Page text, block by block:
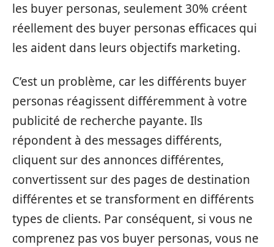
les buyer personas, seulement 30% créent
réellement des buyer personas efficaces qui
les aident dans leurs objectifs marketing.
C’est un problème, car les différents buyer
personas réagissent différemment à votre
publicité de recherche payante. Ils
répondent à des messages différents,
cliquent sur des annonces différentes,
convertissent sur des pages de destination
différentes et se transforment en différents
types de clients. Par conséquent, si vous ne
comprenez pas vos buyer personas, vous ne